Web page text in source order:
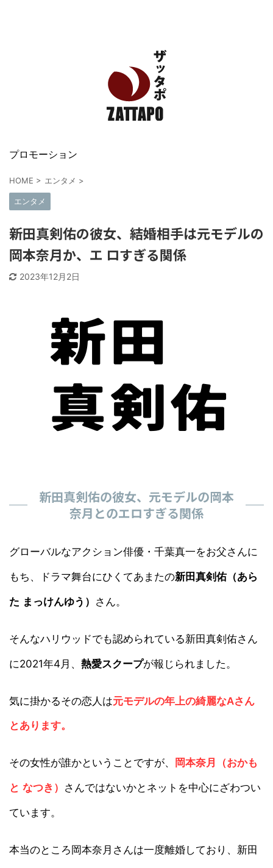
プロモーション
HOME > エンタメ >
エンタメ
新田真剣佑の彼女、結婚相手は元モデルの
岡本奈月か、エ ロすぎる関係
2023年12月2日
新田真剣佑の彼女、元モデルの岡本
奈月とのエロすぎる関係
グローバルなアクション俳優・千葉真一をお父さんに
もち、ドラマ舞台にひくてあまたの新田真剣佑（あら
た まっけんゆう） さん。
そんなハリウッドでも認められている新田真剣佑さん
に2021年4月、 熱愛スクープが報じられました。
気に掛かるその恋人は元モデルの年上の綺麗なAさん
とあります。
その女性が誰かということですが、 岡本奈月（おかも
と なつき） さんではないかとネットを中心にざわつい
ています。
本当のところ岡本奈月さんは一度離婚しており、新田